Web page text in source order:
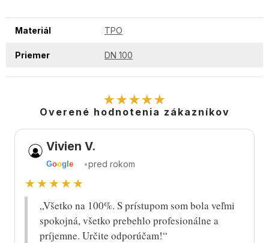
Materiál TPO
Priemer DN 100
★★★★★
Overené hodnotenia zákazníkov
Vivien V.
Goog le •pred rokom
★★★★★
„Všetko na 100%. S prístupom som bola veľmi
spokojná, všetko prebehlo profesionálne a
príjemne. Určite odporúčam!“